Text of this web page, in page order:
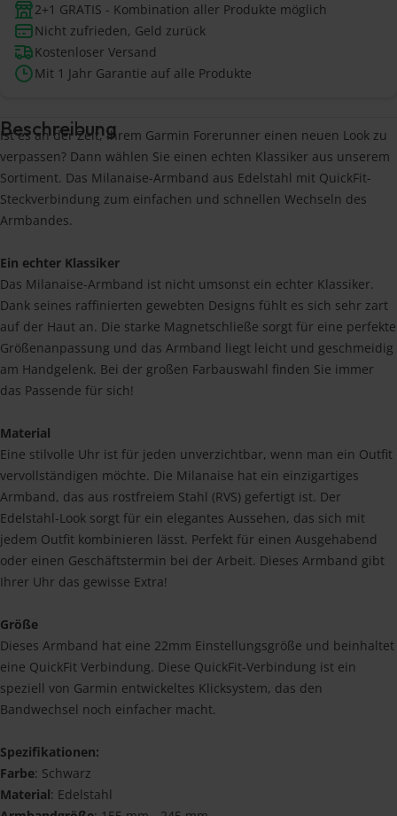
2+1 GRATIS - Kombination aller Produkte möglich
Nicht zufrieden, Geld zurück
Kostenloser Versand
Mit 1 Jahr Garantie auf alle Produkte
Beschreibung
Ist es an der Zeit, Ihrem Garmin Forerunner einen neuen Look zu
verpassen? Dann wählen Sie einen echten Klassiker aus unserem
Sortiment. Das Milanaise-Armband aus Edelstahl mit QuickFit-
Steckverbindung zum einfachen und schnellen Wechseln des
Armbandes.
Ein echter Klassiker
Das Milanaise-Armband ist nicht umsonst ein echter Klassiker.
Dank seines raffinierten gewebten Designs fühlt es sich sehr zart
auf der Haut an. Die starke Magnetschließe sorgt für eine perfekte
Größenanpassung und das Armband liegt leicht und geschmeidig
am Handgelenk. Bei der großen Farbauswahl finden Sie immer
das Passende für sich!
Material
Eine stilvolle Uhr ist für jeden unverzichtbar, wenn man ein Outfit
vervollständigen möchte. Die Milanaise hat ein einzigartiges
Armband, das aus rostfreiem Stahl (RVS) gefertigt ist. Der
Edelstahl-Look sorgt für ein elegantes Aussehen, das sich mit
jedem Outfit kombinieren lässt. Perfekt für einen Ausgehabend
oder einen Geschäftstermin bei der Arbeit. Dieses Armband gibt
Ihrer Uhr das gewisse Extra!
Größe
Dieses Armband hat eine 22mm Einstellungsgröße und beinhaltet
eine QuickFit Verbindung. Diese QuickFit-Verbindung ist ein
speziell von Garmin entwickeltes Klicksystem, das den
Bandwechsel noch einfacher macht.
Spezifikationen:
Farbe: Schwarz
Material: Edelstahl